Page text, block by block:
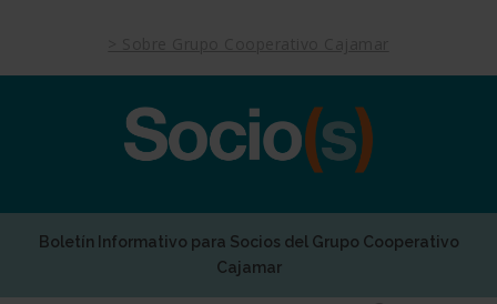
main
Boletín Informativo para Socios del Grupo Cooperativo
Cajamar